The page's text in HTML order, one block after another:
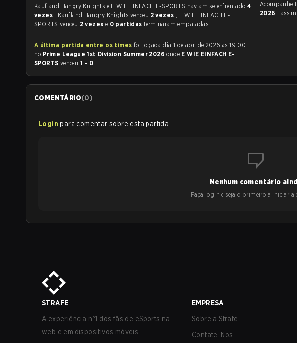
Kaufland Hangry Knights e E WIE EINFACH E-SPORTS haviam se enfrentado 4
vezes . Kaufland Hangry Knights venceu 2 vezes , E WIE EINFACH E-
SPORTS venceu 2 vezes e 0 partidas terminaram empatadas.
A última partida entre os times
no Prime League 1st Division Summer 2026onde E WIE EINFACH E-
SPORTS venceu 1 - 0 .
Acompanhe
2026
COMENTÁRIO(0)
Login para comentar sobre esta partida
Nenhum comentário
Faça login e seja o primeiro a iniciar a
STRAFE
A experiência nº1 dos fãs de eSports na
web e em dispositivos móveis.
EMPRESA
Sobre a Strafe
Contate-Nos